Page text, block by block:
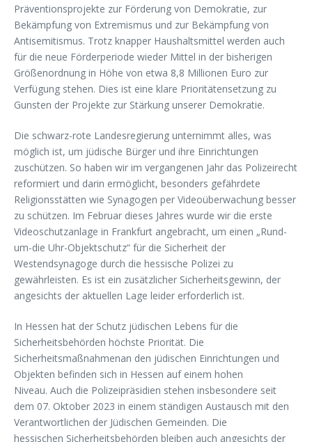
Präventionsprojekte zur Förderung von Demokratie, zur
Bekämpfung von Extremismus und zur Bekämpfung von
Antisemitismus. Trotz knapper Haushaltsmittel werden auch
für die neue Förderperiode wieder Mittel in der bisherigen
Größenordnung in Höhe von etwa 8,8 Millionen Euro zur
Verfügung stehen. Dies ist eine klare Prioritätensetzung zu
Gunsten der Projekte zur Stärkung unserer Demokratie.
Die schwarz-rote Landesregierung unternimmt alles, was
möglich ist, um jüdische Bürger und ihre Einrichtungen
zuschützen. So haben wir im vergangenen Jahr das Polizeirecht
reformiert und darin ermöglicht, besonders gefährdete
Religionsstätten wie Synagogen per Videoüberwachung besser
zu schützen. Im Februar dieses Jahres wurde wir die erste
Videoschutzanlage in Frankfurt angebracht, um einen „Rund-
um-die Uhr-Objektschutz“ für die Sicherheit der
Westendsynagoge durch die hessische Polizei zu
gewährleisten. Es ist ein zusätzlicher Sicherheitsgewinn, der
angesichts der aktuellen Lage leider erforderlich ist.
In Hessen hat der Schutz jüdischen Lebens für die
Sicherheitsbehörden höchste Priorität. Die
Sicherheitsmaßnahmenan den jüdischen Einrichtungen und
Objekten befinden sich in Hessen auf einem hohen
Niveau. Auch die Polizeipräsidien stehen insbesondere seit
dem 07. Oktober 2023 in einem ständigen Austausch mit den
Verantwortlichen der Jüdischen Gemeinden. Die
hessischen Sicherheitsbehörden bleiben auch angesichts der